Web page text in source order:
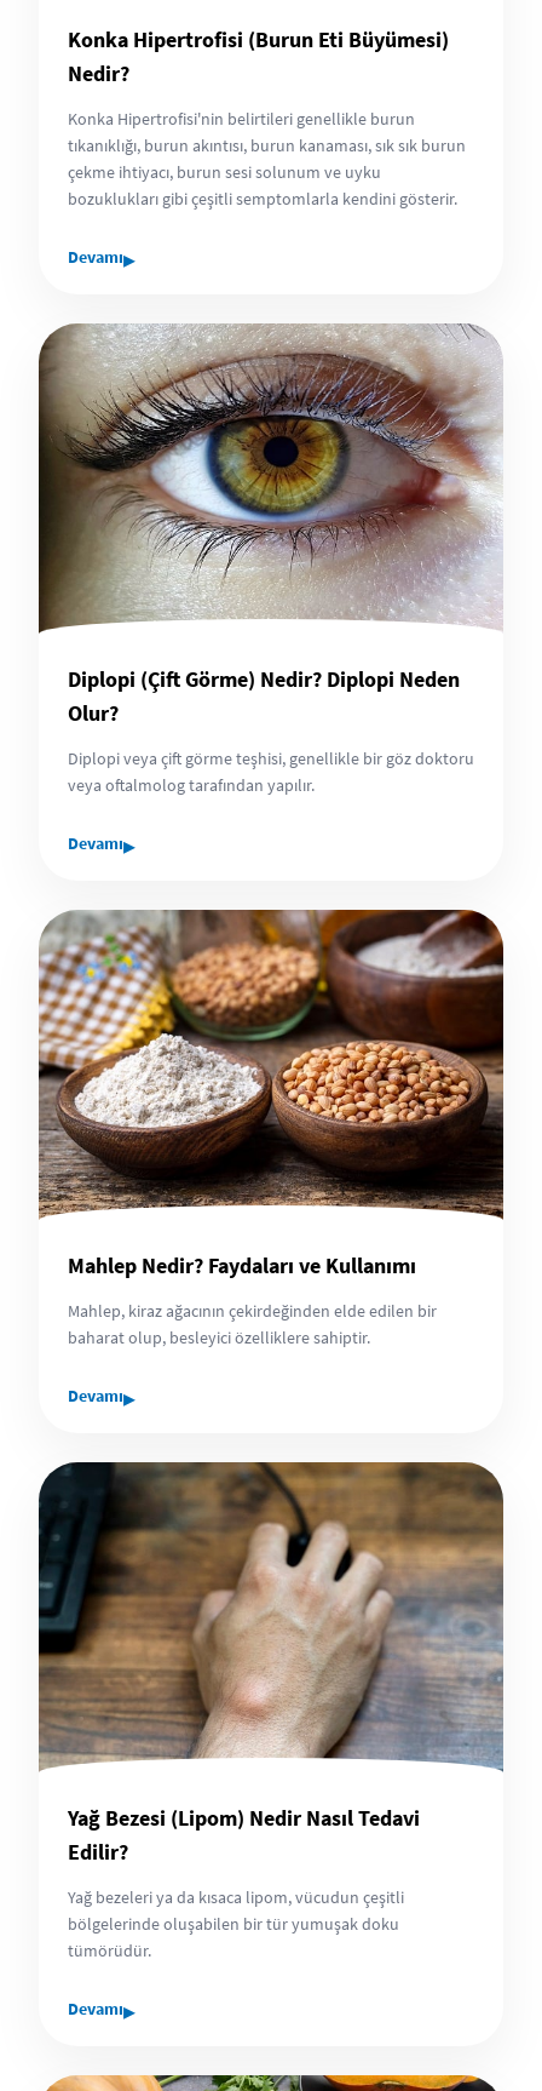
Konka Hipertrofisi (Burun Eti Büyümesi)
Nedir?
Konka Hipertrofisi'nin belirtileri genellikle burun
tıkanıklığı, burun akıntısı, burun kanaması, sık sık burun
çekme ihtiyacı, burun sesi solunum ve uyku
bozuklukları gibi çeşitli semptomlarla kendini gösterir.
Devamı▸
Diplopi (Çift Görme) Nedir? Diplopi Neden
Olur?
Diplopi veya çift görme teşhisi, genellikle bir göz doktoru
veya oftalmolog tarafından yapılır.
Devamı▸
Mahlep Nedir? Faydaları ve Kullanımı
Mahlep, kiraz ağacının çekirdeğinden elde edilen bir
baharat olup, besleyici özelliklere sahiptir.
Devamı▸
Yağ Bezesi (Lipom) Nedir Nasıl Tedavi
Edilir?
Yağ bezeleri ya da kısaca lipom, vücudun çeşitli
bölgelerinde oluşabilen bir tür yumuşak doku
tümörüdür.
Devamı▸